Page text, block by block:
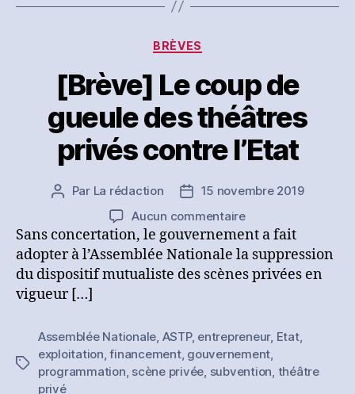
Catégories
BRÈVES
[Brève] Le coup de
gueule des théâtres
privés contre l’Etat
Auteur
Par La rédaction
Date15 novembre 2019
Aucun commentairesur
[Brève]
Le
coup
de
théâtres
privés
contre
Sans concertation, le gouvernement a fait
adopter à l’Assemblée Nationale la suppression
du dispositif mutualiste des scènes privées en
vigueur […]
Étiquettes
Assemblée Nationale, ASTP, entrepreneur, Etat,
exploitation,financement, gouvernement,
programmation, scène privée, subvention, théâtre
privé